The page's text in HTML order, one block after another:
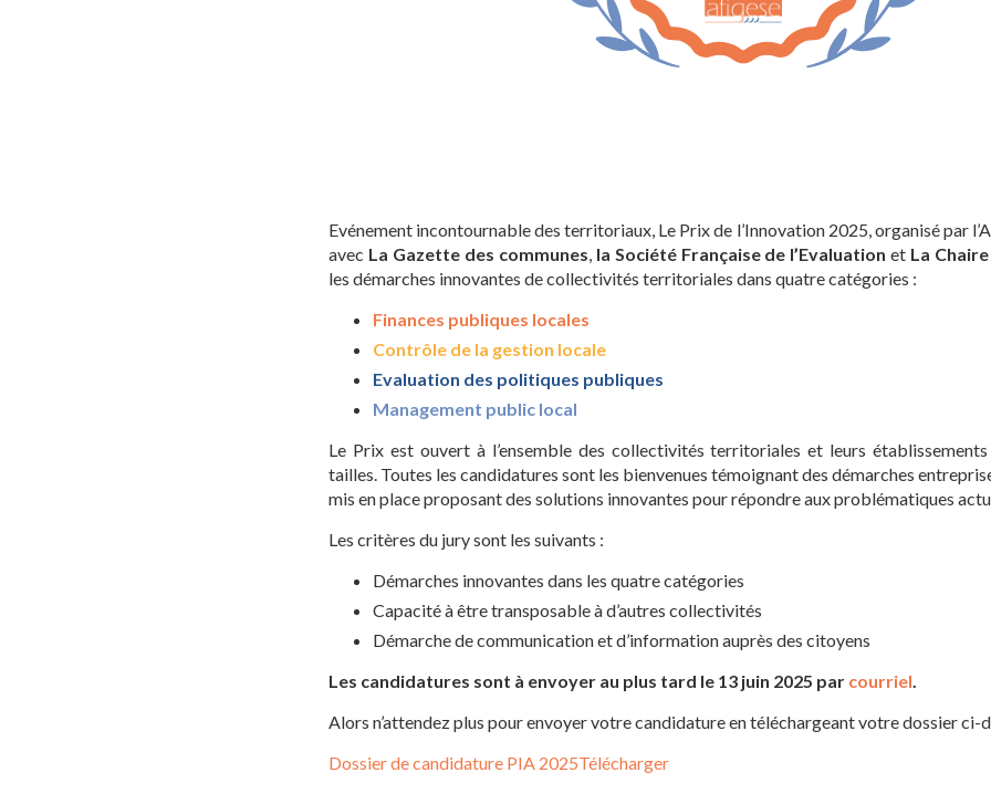
Evénement incontournable des territoriaux, Le Prix de l’Innovation 2025, organisé par
avec La Gazette des communes, la Société Française de l’Evaluationet La
les démarches innovantes de collectivités territoriales dans quatre catégories :
Finances publiques locales
Contrôle de la gestion locale
Evaluation des politiques publiques
Management public local
Le Prix est ouvert à l’ensemble des collectivités territoriales et leurs
tailles. Toutes les candidatures sont les bienvenues témoignant des démarches
mis en place proposant des solutions innovantes pour répondre aux problématiques
Les critères du jury sont les suivants :
Démarches innovantes dans les quatre catégories
Capacité à être transposable à d’autres collectivités
Démarche de communication et d’information auprès des citoyens
Les candidatures sont à envoyer au plus tard le 13 juin 2025 par courriel.
Alors n’attendez plus pour envoyer votre candidature en téléchargeant votre dossier ci-
Dossier de candidature PIA 2025Télécharger